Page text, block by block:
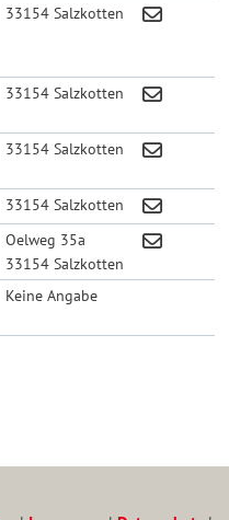
33154 Salzkotten
33154 Salzkotten
33154 Salzkotten
33154 Salzkotten
Oelweg 35a
33154 Salzkotten
Keine Angabe